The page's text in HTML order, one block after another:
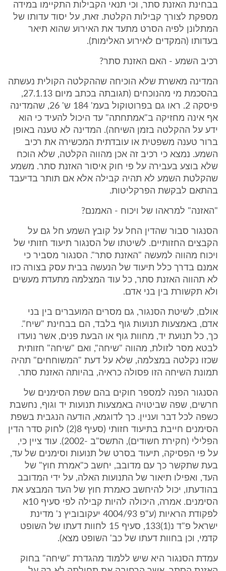
בבחינת האזנת סתר, וכי תנאי הקבילות התקיימו במידה
מספקת לצורך קבילות הקלטת. זאת, על יסוד עדותו של
המתלונן לפיה הסרט מתעד את האירוע שהוא תיאר
בעדותו (המקדים לאירוע האלימות).
רכיב השמע - האם האזנת סתר?
המדינה מאשרת שלא הוכיחה שההקלטה הקולית נעשתה
בהסכמת מי מהנוכחים (תגובתה בכתב מיום 27.1.13,
פיסקה 2. ראו גם בפרוטוקול בעמ' 184 ש' 26, שהמדינה
אף אינה מחזיקה ב"אמתחתה" עד היכול להעיד כי הוא
ידע על ההקלטה בזמן השיחה). המדינה לא טענה באופן
ברור טענה משפטית או עובדתית המכשירה את רכיב
השמע. נמצא כי רכיב זה אכן מהווה הקלטה, שלא הוכח
שלא בוצע בעבירה על פי חוק איסור האזנת סתר. משמע
שהקלטת השמע לא תהיה קבילה אלא אם תותר בדיעבד
בהתאם לבקשת הפרקליטות.
"האזנה" למראהו של ויכוח - האמנם?
הסנגור סבור שהדין החל על קובץ השמע חל גם על
הקבצים החזותיים. לשיטתו של הסנגור תיעוד חזותי של
ויכוח מהווה למעשה "האזנת סתר". הסנגור מסביר כי
אמנם בדרך כלל תיעוד של הנעשה בבית עסק בצורה כזו
לא תהווה האזנת סתר, כל עוד המצלמה מתעדת מעשים
ולא תקשורת בין בני אדם.
אולם, לשיטת הסנגור, גם מסרים המועברים בין בני
אדם, באמצעות תנועות גוף בלבד, הם בבחינת "שיח".
כך, כל תנועת יד, מחוות גוף או הבעת פנים, אשר נועדו
לבטא מסר לזולת, מהווה "שיחה", ואם "שיחה" חזותית
שכזו נקלטה במצלמה, שלא על דעת "המשוחחים" תהיה
תמונת השיחה הזו פסולה כראיה, בהיותה האזנת סתר.
הסנגור הפנה למספר חוקים בהם שפת הסימנים של
חרשים, שפה שביטויה באמצעות תנועות יד וגוף, נחשבת
כשפה לכל דבר ועניין. כך לדוגמא, הודעה הנגבית בשפת
הסימנים חייבת בתיעוד חזותי (סעיף 8(2) לחוק סדר הדין
הפלילי (חקירת חשודים), התשס"ב -2002). עוד ציין כי,
על פי הפסיקה, תיעוד בסרט של תנועות וסימנים של עד,
בעת שתקשר כך עם מדובב, יחשב כ"אמרת חוץ" של
העד, ואפילו תיאור של התנועות האלה, על ידי המדובב
בהודעתו, יכול להיחשב כאמרת חוץ של העד המבצע את
הסימנים. אמרה, היכולה להיות קבילה לפי סעיף 10א
לפקודת הראיות (ע"פ 4004/93 יעקובוביץ נ' מדינת
ישראל פ"ד נ(1)133, סעיף 15 לחוות דעתו של השופט
קדמי, וכן בחוות דעתו של כב' השופט מצא).
עמדת הסנגור היא שיש ללמוד מהגדרת "שיחה" בחוק